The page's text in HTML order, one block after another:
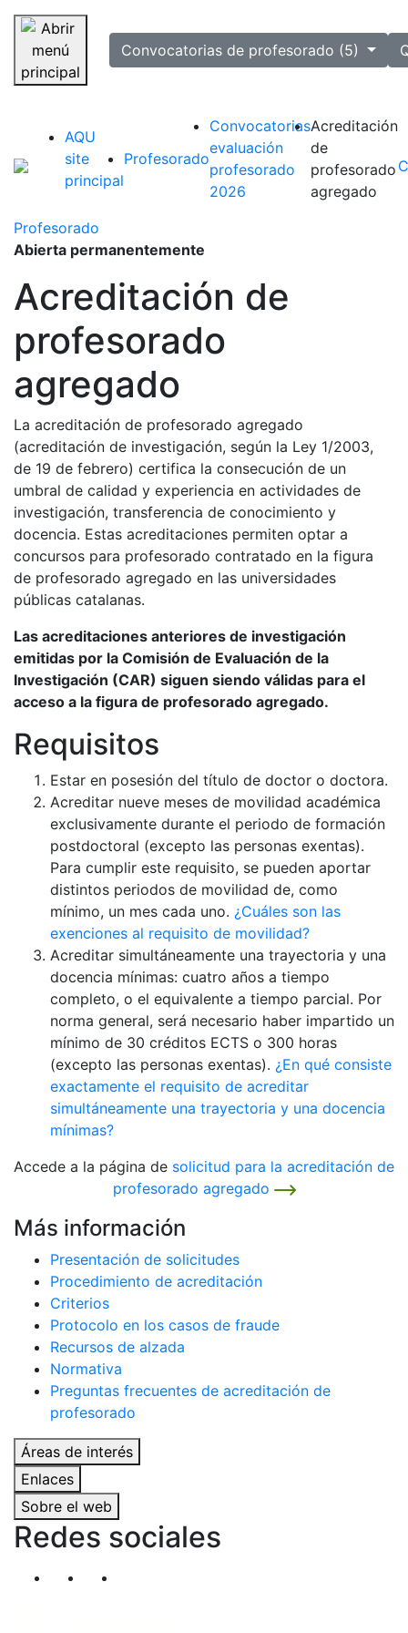
Saltar navegación
selectedConvocatorias de profesorado (5)
AQU
site
principal
Profesorado
Convocatorias
evaluación
profesorado
2026
Acreditación
de
profesorado
agregado
Profesorado
Abierta permanentemente
Acreditación de
profesorado
agregado
La acreditación de profesorado agregado
(acreditación de investigación, según la Ley 1/2003,
de 19 de febrero) certifica la consecución de un
umbral de calidad y experiencia en actividades de
investigación, transferencia de conocimiento y
docencia. Estas acreditaciones permiten optar a
concursos para profesorado contratado en la figura
de profesorado agregado en las universidades
públicas catalanas.
Las acreditaciones anteriores de investigación
emitidas por la Comisión de Evaluación de la
Investigación (CAR) siguen siendo válidas para el
acceso a la figura de profesorado agregado.
Requisitos
Estar en posesión del título de doctor o doctora.
Acreditar nueve meses de movilidad académica
exclusivamente durante el periodo de formación
postdoctoral (excepto las personas exentas).
Para cumplir este requisito, se pueden aportar
distintos periodos de movilidad de, como
mínimo, un mes cada uno. ¿Cuáles son las
exenciones al requisito de movilidad?
Acreditar simultáneamente una trayectoria y una
docencia mínimas: cuatro años a tiempo
completo, o el equivalente a tiempo parcial. Por
norma general, será necesario haber impartido un
mínimo de 30 créditos ECTS o 300 horas
(excepto las personas exentas). ¿En qué consiste
exactamente el requisito de acreditar
simultáneamente una trayectoria y una docencia
mínimas?
Accede a la página de solicitud para la acreditación de
profesorado agregado
Más información
Presentación de solicitudes
Procedimiento de acreditación
Criterios
Protocolo en los casos de fraude
Recursos de alzada
Normativa
Preguntas frecuentes de acreditación de
profesorado
Áreas de interés
Enlaces
Sobre el web
Redes sociales
Segueix-nos al nostre canal de Twitter